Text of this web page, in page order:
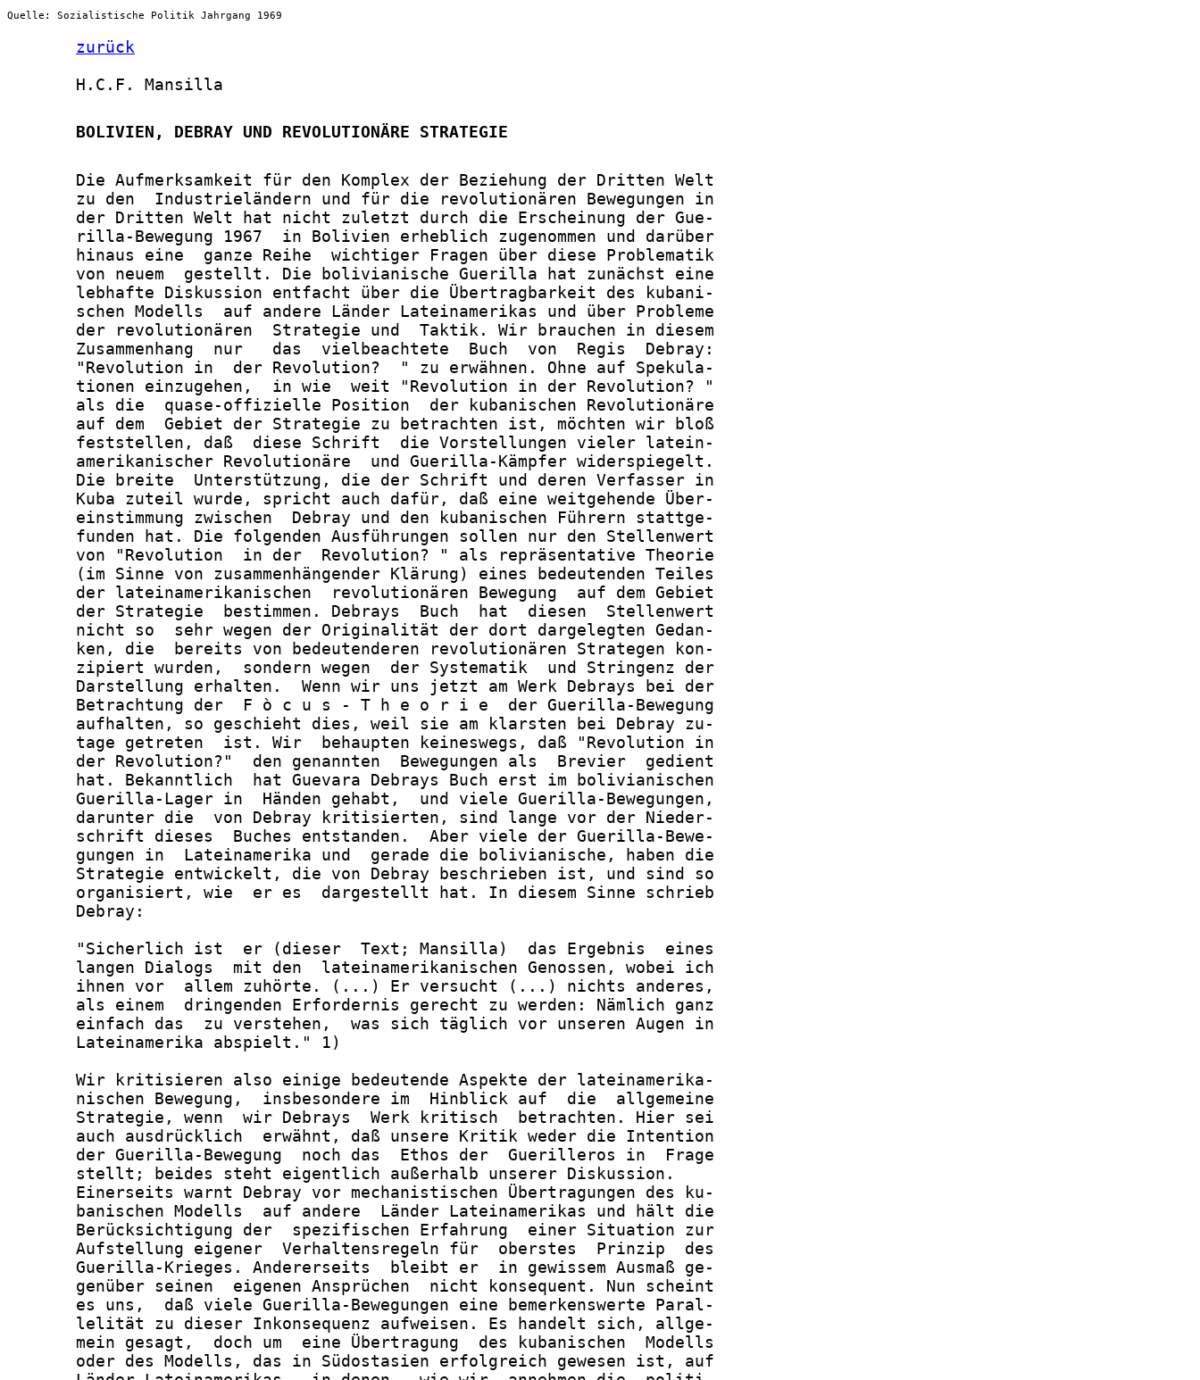
Quelle: Sozialistische Politik Jahrgang 1969
zurück
       H.C.F. Mansilla
       BOLIVIEN, DEBRAY UND REVOLUTIONÄRE STRATEGIE